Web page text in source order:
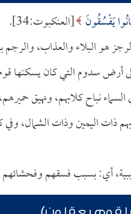
يَفْسُقُونَ [العنكبوت:34].
هو البلاء والعذاب،
أرض سدوم التي كان يسكنها
نباح كلابهم، ونهيق
ذات اليمين وذات الشمال،